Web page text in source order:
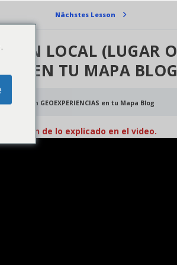
Nächstes Lesson
UN LOCAL (LUGAR O
EN TU MAPA BLOG
con GEOEXPERIENCIAS en tu Mapa Blog
de lo explicado en el video.